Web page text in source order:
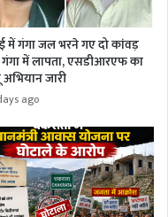
में गंगा जल भरने गए दो कांवड़
गंगा में लापता, एसडीआरएफ का
जारी
ago